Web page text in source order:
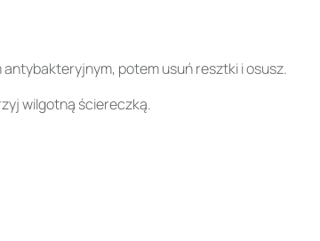
potem usuń resztki i osusz.
wilgotną ściereczką.